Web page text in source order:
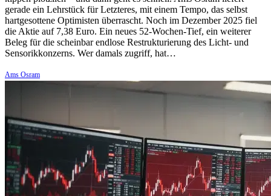
gerade ein Lehrstück für Letzteres, mit einem Tempo, das selbst
hartgesottene Optimisten überrascht. Noch im Dezember 2025 fiel
die Aktie auf 7,38 Euro. Ein neues 52-Wochen-Tief, ein weiterer
Beleg für die scheinbar endlose Restrukturierung des Licht- und
Sensorikkonzerns. Wer damals zugriff, hat…
Ams Osram